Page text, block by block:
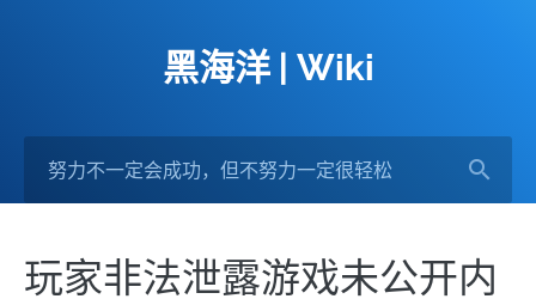
黑海洋 | Wiki
玩家非法泄露游戏未公开内